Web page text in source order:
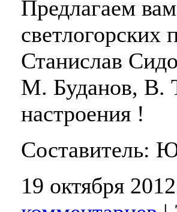
Предлагаем
светлогорских
Станислав
М. Буданов, В.
настроения !
Составитель:
19 октября